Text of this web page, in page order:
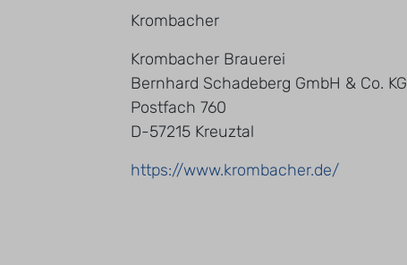
Krombacher
Krombacher Brauerei
Bernhard Schadeberg GmbH & Co. KG
Postfach 760
D-57215 Kreuztal
https://www.krombacher.de/